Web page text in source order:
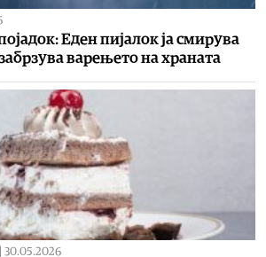
Еден пијалок ја смирува
варењето на храната
| 30.05.2026